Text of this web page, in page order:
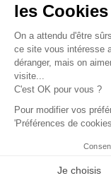
les Cookies
On a attendu d'être
ce site vous intéresse
déranger, mais on
visite...
C'est OK pour vous ?
Pour modifier vos
'Préférences de
Je choisis